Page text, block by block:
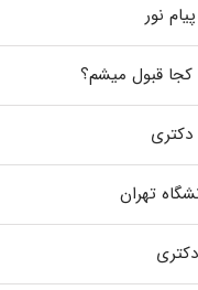
نور
کجا قبول میشم؟
تهران